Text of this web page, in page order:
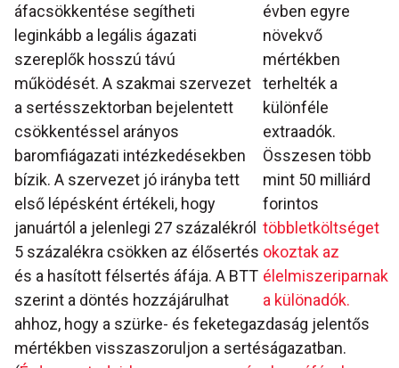
évben egyre
növekvő
mértékben
terhelték a
különféle
extraadók.
Összesen több
mint 50 milliárd
forintos
többletköltséget
okoztak az
élelmiszeriparnak
a különadók.
áfacsökkentése segítheti
leginkább a legális ágazati
szereplők hosszú távú
működését. A szakmai szervezet
a sertésszektorban bejelentett
csökkentéssel arányos
baromfiágazati intézkedésekben
bízik. A szervezet jó irányba tett
első lépésként értékeli, hogy
januártól a jelenlegi 27 százalékról
5 százalékra csökken az élősertés
és a hasított félsertés áfája. A BTT
szerint a döntés hozzájárulhat
ahhoz, hogy a szürke- és feketegazdaság jelentős
mértékben visszaszoruljon a sertéságazatban.